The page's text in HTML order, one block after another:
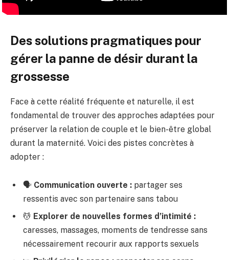
Des solutions pragmatiques pour
gérer la panne de désir durant la
grossesse
Face à cette réalité fréquente et naturelle, il est
fondamental de trouver des approches adaptées pour
préserver la relation de couple et le bien-être global
durant la maternité. Voici des pistes concrètes à
adopter :
🗣️ Communication ouverte : partager ses
ressentis avec son partenaire sans tabou
💆 Explorer de nouvelles formes d’intimité :
caresses, massages, moments de tendresse sans
nécessairement recourir aux rapports sexuels